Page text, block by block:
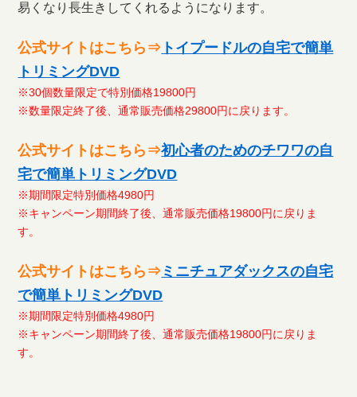
易くなり長生きしてくれるようになります。
公式サイトはこちら⇒ トイプードルの自宅で簡単
トリミングDVD
※30個数量限定で特別価格19800円
※数量限定終了後、通常販売価格29800円に戻ります。
公式サイトはこちら⇒初心者のためのチワワの自
宅で簡単トリミングDVD
※期間限定特別価格4980円
※キャンペーン期間終了後、通常販売価格19800円に戻りま
す。
公式サイトはこちら⇒ ミニチュアダックスの自宅
で簡単トリミングDVD
※期間限定特別価格4980円
※キャンペーン期間終了後、通常販売価格19800円に戻りま
す。